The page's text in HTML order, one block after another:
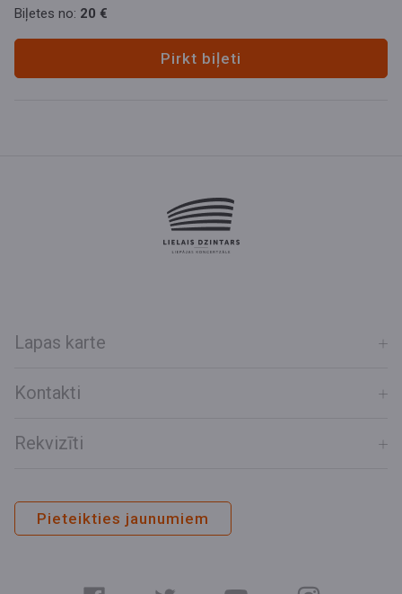
Biļetes no: 20 €
Pirkt biļeti
Lapas karte
Kontakti
Rekvizīti
Pieteikties jaunumiem